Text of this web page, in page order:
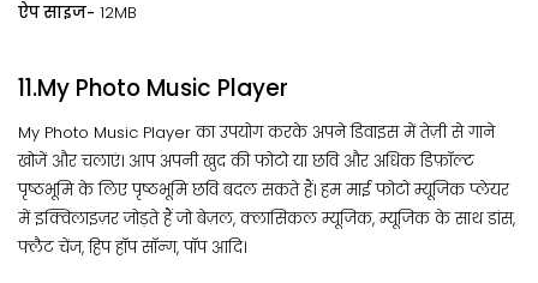
ऐप साइज- 12MB
11.My Photo Music Player
My Photo Music Player का उपयोग करके अपने डिवाइस में तेज़ी से गाने
खोजें और चलाएं। आप अपनी खुद की फोटो या छवि और अधिक डिफ़ॉल्ट
पृष्ठभूमि के लिए पृष्ठभूमि छवि बदल सकते हैं। हम माई फोटो म्यूजिक प्लेयर
में इक्विलाइज़र जोड़ते हैं जो बेज़ल, क्लासिकल म्यूजिक, म्यूजिक के साथ डांस,
फ्लैट चेंज, हिप हॉप सॉन्ग, पॉप आदि।